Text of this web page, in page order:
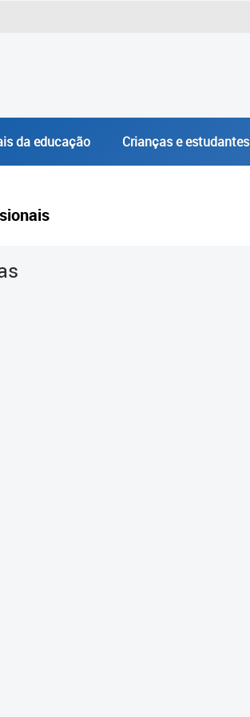
da educação Crianças e estudantes